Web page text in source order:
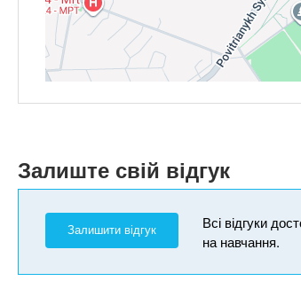
Залиште свій відгук
Залишити відгук
Всі відгуки
на навчання.